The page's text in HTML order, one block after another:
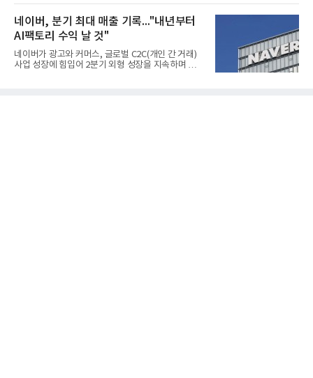
성이 개선됐다.금호석유
본격적인 시장 공략에 나선다.HD하이드로젠은 최근
한국전기안전공사(KESCO)로부터 SOFC 발전설비
‘HD250’과 ‘HD300’, 제조시설에 대한 사용전검사를
완료하고 제품 양산체계 구축했다고 밝혔다.HD250
과 HD300은 각각 249kW급과 285kW급의 중소형 발
전용 SOFC 제품이다. 이번 검사를 통해 HD하이드로
젠은 제품과 제조시설의 전기설비 안전성과 적합성을
네이버, 분기 최대 매출 기록..."내년부터
AI팩토리 수익 날 것"
네이버가 광고와 커머스, 글로벌 C2C(개인 간 거래)
사업 성장에 힘입어 2분기 외형 성장을 지속하며 역대